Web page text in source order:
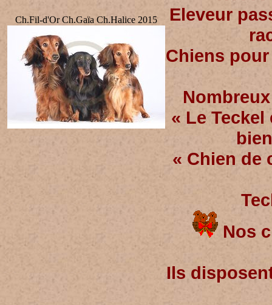
Ch.Fil-d'Or Ch.Gaïa Ch.Halice 2015
Eleveur
Chiens
« Le
« Chien de
Nos
Ils